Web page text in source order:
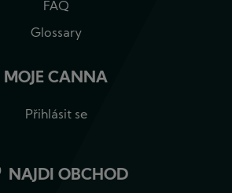
FAQ
Glossary
MOJE CANNA
Přihlásit se
NAJDI OBCHOD